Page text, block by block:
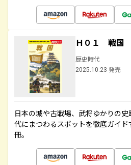
Ｈ０１ 戦国
歴史時代
2025.10.23 発売
日本の城や古戦場、武将ゆかりの
代にまつわるスポットを徹底ガイ
冊。